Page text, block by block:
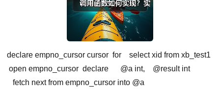
declare empno_cursor cursor for
select xid from xb_test1
open empno_cursor declare @a int,
@result int
fetch next from empno_cursor into @a